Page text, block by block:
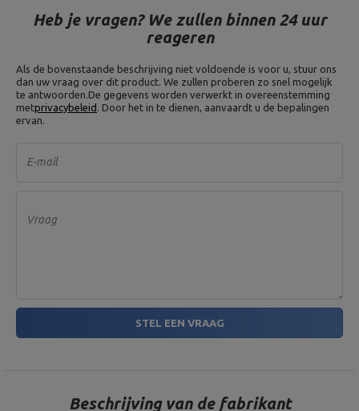
Heb je vragen? We zullen binnen 24 uur
reageren
Als de bovenstaande beschrijving niet voldoende is voor u, stuur ons
dan uw vraag over dit product. We zullen proberen zo snel mogelijk
te antwoorden.De gegevens worden verwerkt in overeenstemming
metprivacybeleid . Door het in te dienen, aanvaardt u de bepalingen
ervan.
E-mail
Vraag
STEL EEN VRAAG
Beschrijving van de fabrikant